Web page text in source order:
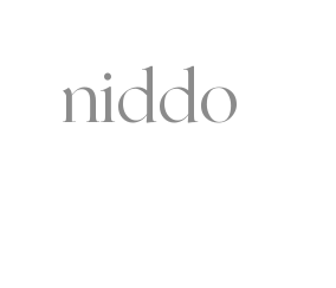
niddo